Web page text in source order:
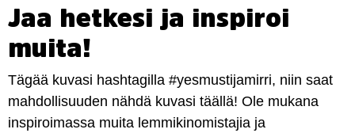
Jaa hetkesi ja inspiroi
muita!
Tägää kuvasi hashtagilla #yesmustijamirri, niin saat
mahdollisuuden nähdä kuvasi täällä! Ole mukana
inspiroimassa muita lemmikinomistajia ja